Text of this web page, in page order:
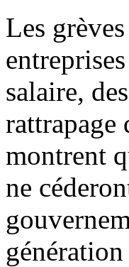
Les
salaire,
montrent
ne